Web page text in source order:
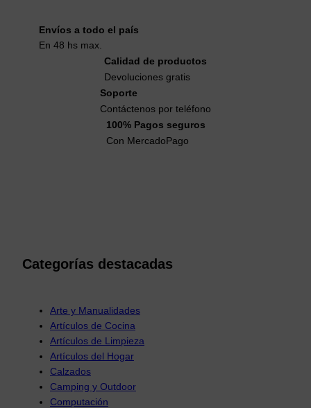
Envíos a todo el país
En 48 hs max.
Calidad de productos
Devoluciones gratis
Soporte
Contáctenos por teléfono
100% Pagos seguros
Con MercadoPago
Categorías destacadas
Arte y Manualidades
Artículos de Cocina
Artículos de Limpieza
Artículos del Hogar
Calzados
Camping y Outdoor
Computación